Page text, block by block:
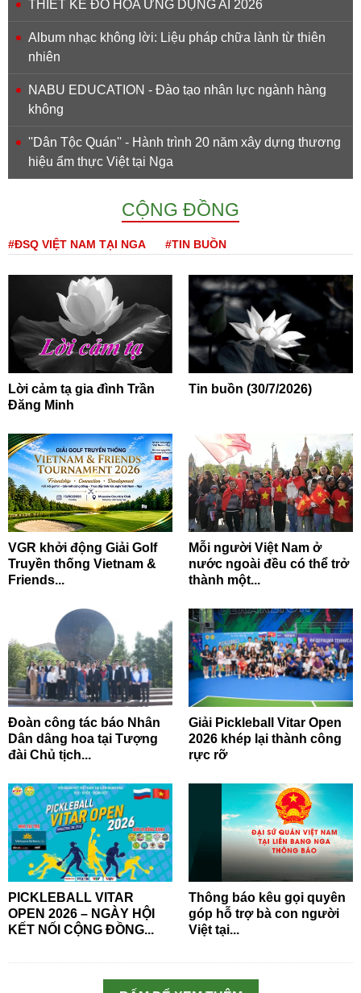
THIẾT KẾ ĐỒ HỌA ỨNG DỤNG AI 2026
Album nhạc không lời: Liệu pháp chữa lành từ thiên
nhiên
NABU EDUCATION - Đào tạo nhân lực ngành hàng
không
''Dân Tộc Quán'' - Hành trình 20 năm xây dựng thương
hiệu ẩm thực Việt tại Nga
CỘNG ĐỒNG
#ĐSQ VIỆT NAM TẠI NGA #TIN BUỒN
Lời cảm tạ gia đình Trần
Đăng Minh
Tin buồn (30/7/2026)
VGR khởi động Giải Golf
Truyền thống Vietnam &
Friends...
Mỗi người Việt Nam ở
nước ngoài đều có thể trở
thành một...
Đoàn công tác báo Nhân
Dân dâng hoa tại Tượng
đài Chủ tịch...
Giải Pickleball Vitar Open
2026 khép lại thành công
rực rỡ
PICKLEBALL VITAR
OPEN 2026 – NGÀY HỘI
KẾT NỐI CỘNG ĐỒNG...
Thông báo kêu gọi quyên
góp hỗ trợ bà con người
Việt tại...